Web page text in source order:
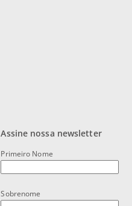
Assine nossa newsletter
Primeiro Nome
Sobrenome